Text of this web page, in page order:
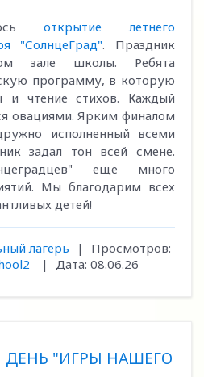
открытие летнего
"СолнцеГрад". Праздник
зале школы. Ребята
программу, в которую
и чтение стихов. Каждый
овациями. Ярким финалом
исполненный всеми
задал тон всей смене.
еще много
Мы благодарим всех
детей!
лагерь |
Просмотров:
| Дата: 08.06.26
"ИГРЫ НАШЕГО